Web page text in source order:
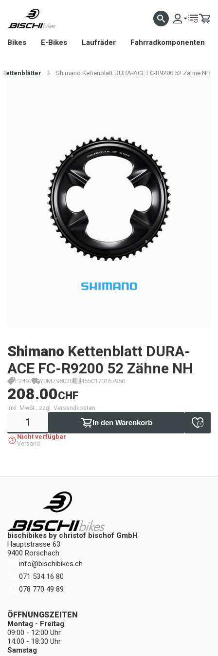
Bikes E-Bikes Laufräder Fahrradkomponenten
Kettenblätter Shimano Kettenblatt DURA-ACE FC-R9200 52 Zähne NH
Shimano Kettenblatt DURA-
ACE FC-R9200 52 Zähne NH
P2497 Y0MZ98020 4550170167950
208.00CHF
inkl. MwSt., zzgl. Versandkosten
In den Warenkorb
Nicht verfügbar
Versand
bischibikes by christof bischof GmbH
Hauptstrasse 63
9400 Rorschach
info@bischibikes.ch
071 534 16 80
078 770 49 89
ÖFFNUNGSZEITEN
Montag - Freitag
09:00 - 12:00 Uhr
14:00 - 18:30 Uhr
Samstag